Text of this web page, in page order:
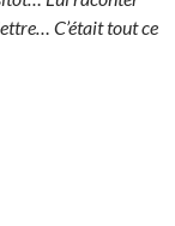
C’était tout ce